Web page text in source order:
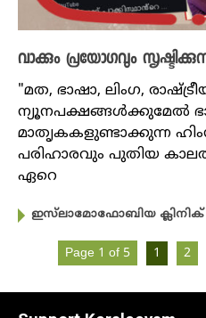
വാക്കും പ്രയോ​ഗവും
"മത, ഭാഷാ, ലിംഗ,
ന്യൂനപക്ഷങ്ങള്‍ക്കുമേല്‍
മാതൃകകളുണ്ടാക്കുന്ന
പരിഹാരവും പുതിയ
ഏറെ
ഇസ്‌ലാമോഫോബിയ ക്ലിനിക്
Page 1 of 5 1 2